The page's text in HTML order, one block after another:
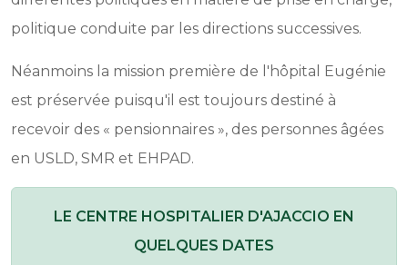
politique conduite par les directions successives.
Néanmoins la mission première de l'hôpital Eugénie
est préservée puisqu'il est toujours destiné à
recevoir des « pensionnaires », des personnes âgées
en USLD, SMR et EHPAD.
LE CENTRE HOSPITALIER D'AJACCIO EN
QUELQUES DATES